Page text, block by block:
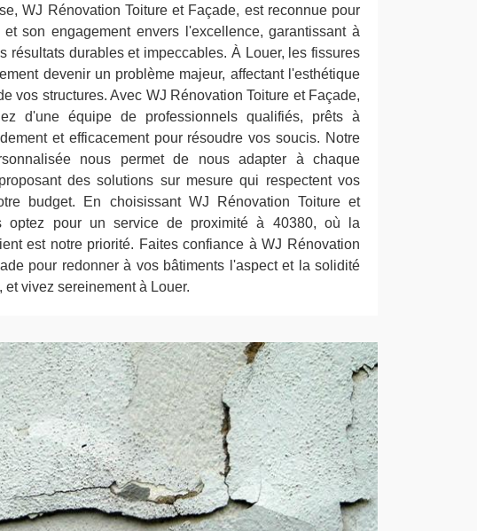
WJ Rénovation Toiture et Façade, est reconnue pour
son engagement envers l'excellence, garantissant à
résultats durables et impeccables. À Louer, les fissures
devenir un problème majeur, affectant l'esthétique
vos structures. Avec WJ Rénovation Toiture et Façade,
d'une équipe de professionnels qualifiés, prêts à
et efficacement pour résoudre vos soucis. Notre
nous permet de nous adapter à chaque
des solutions sur mesure qui respectent vos
budget. En choisissant WJ Rénovation Toiture et
optez pour un service de proximité à 40380, où la
est notre priorité. Faites confiance à WJ Rénovation
pour redonner à vos bâtiments l'aspect et la solidité
et vivez sereinement à Louer.